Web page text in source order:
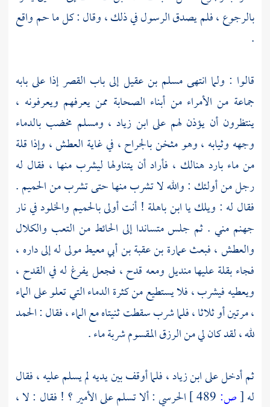
بالرجوع ، فلم يصدق الرسول في ذلك ، وقال : كل ما حم واقع
.
قالوا : ولما انتهىمسلم بن عقيلإلى باب القصر إذا على بابه
جماعة من الأمراء من أبناء الصحابة ممن يعرفهم ويعرفونه ،
ينتظرون أن يؤذن لهم على ابن زياد ، ومسلم مخضب بالدماء
وجهه وثيابه ، وهو مثخن بالجراح ، في غاية العطش ، وإذا قلة
من ماء بارد هنالك ، فأراد أن يتناولها ليشرب منها ، فقال له
رجل من أولئك : والله لا تشرب منها حتى تشرب من الحميم .
فقال له : ويلك ياابن باهلة ! أنت أولى بالحميم والخلود في نار
جهنم مني . ثم جلس متساندا إلى الحائط من التعب والكلال
والعطش ، فبعثعمارة بن عقبة بن أبي معيطمولى له إلى داره ،
فجاء بقلة عليها منديل ومعه قدح ، فجعل يفرغ له في القدح ،
ويعطيه فيشرب ، فلا يستطيع من كثرة الدماء التي تعلو على الماء
، مرتين أو ثلاثا ، فلما شرب سقطت ثنيتاه مع الماء ، فقال : الحمد
لله ، لقد كان لي من الرزق المقسوم شربة ماء .
ثم أدخل علىابن زياد، فلما أوقف بين يديه لم يسلم عليه ، فقال
له[ص: الحرسي: ألا تسلم على الأمير ؟ ! فقال : لا ،